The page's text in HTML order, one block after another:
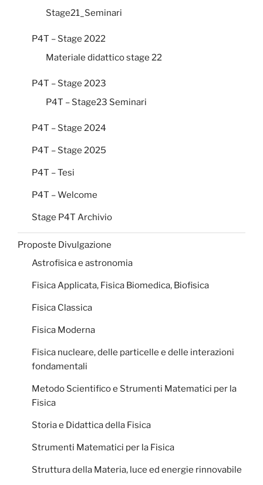
Stage21_Seminari
P4T – Stage 2022
Materiale didattico stage 22
P4T – Stage 2023
P4T – Stage23 Seminari
P4T – Stage 2024
P4T – Stage 2025
P4T – Tesi
P4T – Welcome
Stage P4T Archivio
Proposte Divulgazione
Astrofisica e astronomia
Fisica Applicata, Fisica Biomedica, Biofisica
Fisica Classica
Fisica Moderna
Fisica nucleare, delle particelle e delle interazioni
fondamentali
Metodo Scientifico e Strumenti Matematici per la
Fisica
Storia e Didattica della Fisica
Strumenti Matematici per la Fisica
Struttura della Materia, luce ed energie rinnovabile